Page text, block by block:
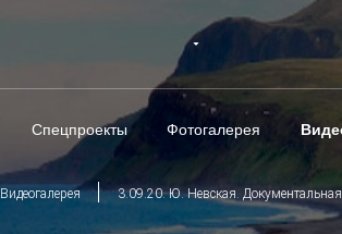
Спецпроекты Фотогалерея
Видеогалерея 3.09.20. Ю. Невская. Документальная